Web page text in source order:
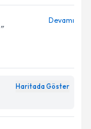
Devamı
Haritada Göster